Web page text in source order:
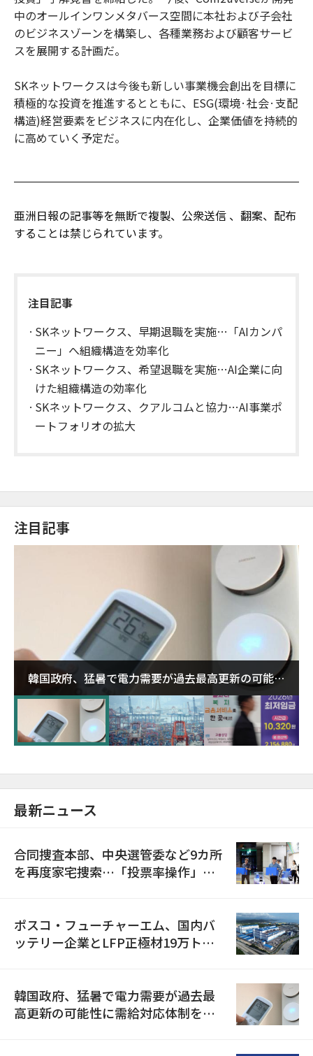
中のオールインワンメタバース空間に本社および子会社
のビジネスゾーンを構築し、各種業務および顧客サービ
スを展開する計画だ。
SKネットワークスは今後も新しい事業機会創出を目標に
積極的な投資を推進するとともに、ESG(環境·社会·支配
構造)経営要素をビジネスに内在化し、企業価値を持続的
に高めていく予定だ。
亜洲日報の記事等を無断で複製、公衆送信 、翻案、配布
することは禁じられています。
注目記事
SKネットワークス、早期退職を実施…「AIカンパ
ニー」へ組織構造を効率化
SKネットワークス、希望退職を実施…AI企業に向
けた組織構造の効率化
SKネットワークス、クアルコムと協力…AI事業ポ
ートフォリオの拡大
注目記事
韓国政府、猛暑で電力需要が過去最高更新の可能性
に需給対応体制を点検
最新ニュース
合同捜査本部、中央選管委など9カ所
を再度家宅捜索…「投票率操作」の
ポスコ・フューチャーエム、国内バ
ッテリー企業とLFP正極材19万トン
韓国政府、猛暑で電力需要が過去最
高更新の可能性に需給対応体制を点